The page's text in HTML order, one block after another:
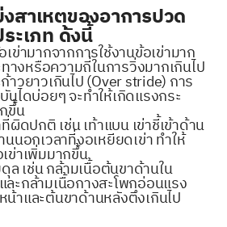
สาเหตุของอาการปวด
ะเภท ดังนี้
ข่ามากจากการใช้งานข้อเข่ามาก
ทางหรือความถี่ในการวิ่งมากเกินไป
าวยาวเกินไป (Over stride) การ
ไดบ่อยๆ จะทำให้เกิดแรงกระ
ขึ้น
ผิดปกติ เช่น เท้าแบน เข่าชี้เข้าด้าน
นอกเวลาที่งอเหยียดเข่า ทำให้
ข่าเพิ่มมากขึ้น
ล เช่น กล้ามเนื้อต้นขาด้านใน
ะกล้ามเนื้อกางสะโพกอ่อนแรง
าและต้นขาด้านหลังตึงเกินไป